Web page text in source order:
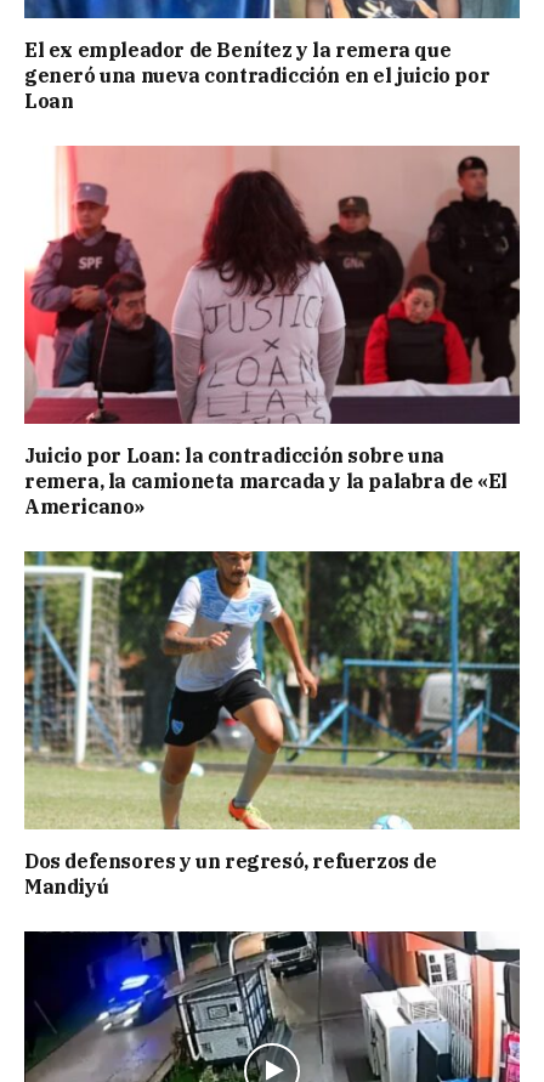
El ex empleador de Benítez y la remera que
generó una nueva contradicción en el juicio por
Loan
Juicio por Loan: la contradicción sobre una
remera, la camioneta marcada y la palabra de «El
Americano»
Dos defensores y un regresó, refuerzos de
Mandiyú